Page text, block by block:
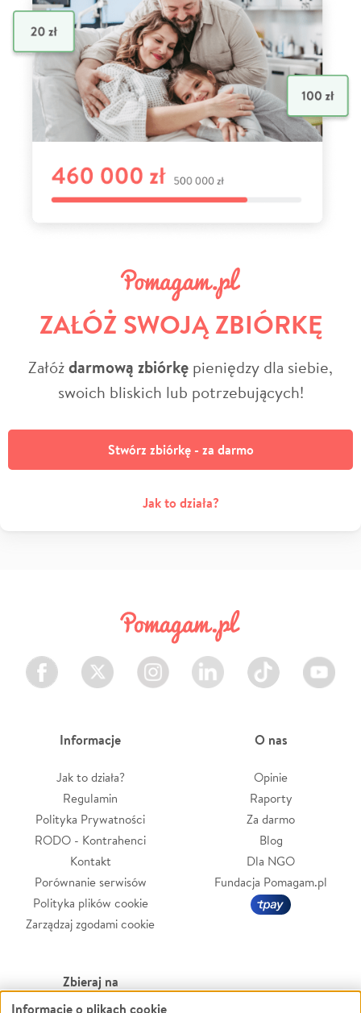
ZAŁÓŻ SWOJĄ ZBIÓRKĘ
Załóżdarmową zbiórkę pieniędzy dla siebie,
swoich bliskich lub potrzebujących!
Stwórz zbiórkę - za darmo
Jak to działa?
Facebook Twitter Instagram LinkedIn TikTok Youtube
Informacje
Jak to działa?
Regulamin
Polityka Prywatności
RODO - Kontrahenci
Kontakt
Porównanie serwisów
Polityka plików cookie
Zarządzaj zgodami cookie
O nas
Opinie
Raporty
Za darmo
Blog
Dla NGO
Fundacja Pomagam.pl
Zbieraj na
Informacje o plikach cookie